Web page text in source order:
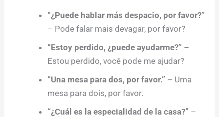
“¿Puede hablar más despacio, por favor?”
– Pode falar mais devagar, por favor?
“Estoy perdido, ¿puede ayudarme?” –
Estou perdido, você pode me ajudar?
“Una mesa para dos, por favor.” – Uma
mesa para dois, por favor.
“¿Cuál es la especialidad de la casa?” –